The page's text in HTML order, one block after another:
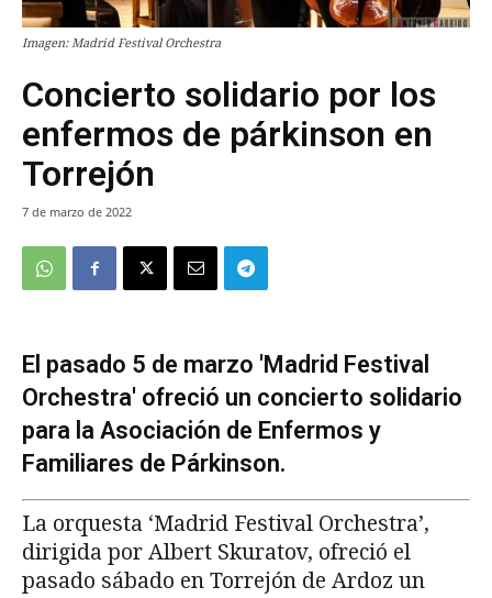
Imagen: Madrid Festival Orchestra
Concierto solidario por los
enfermos de párkinson en
Torrejón
7 de marzo de 2022
El pasado 5 de marzo 'Madrid Festival
Orchestra' ofreció un concierto solidario
para la Asociación de Enfermos y
Familiares de Párkinson.
La orquesta ‘Madrid Festival Orchestra’,
dirigida por Albert Skuratov, ofreció el
pasado sábado en Torrejón de Ardoz un